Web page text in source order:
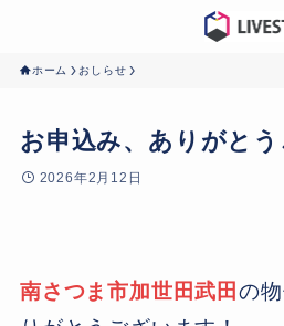
ホーム おしらせ
お申込み、ありがとう
2026年2月12日
南さつま市加世田武田 の